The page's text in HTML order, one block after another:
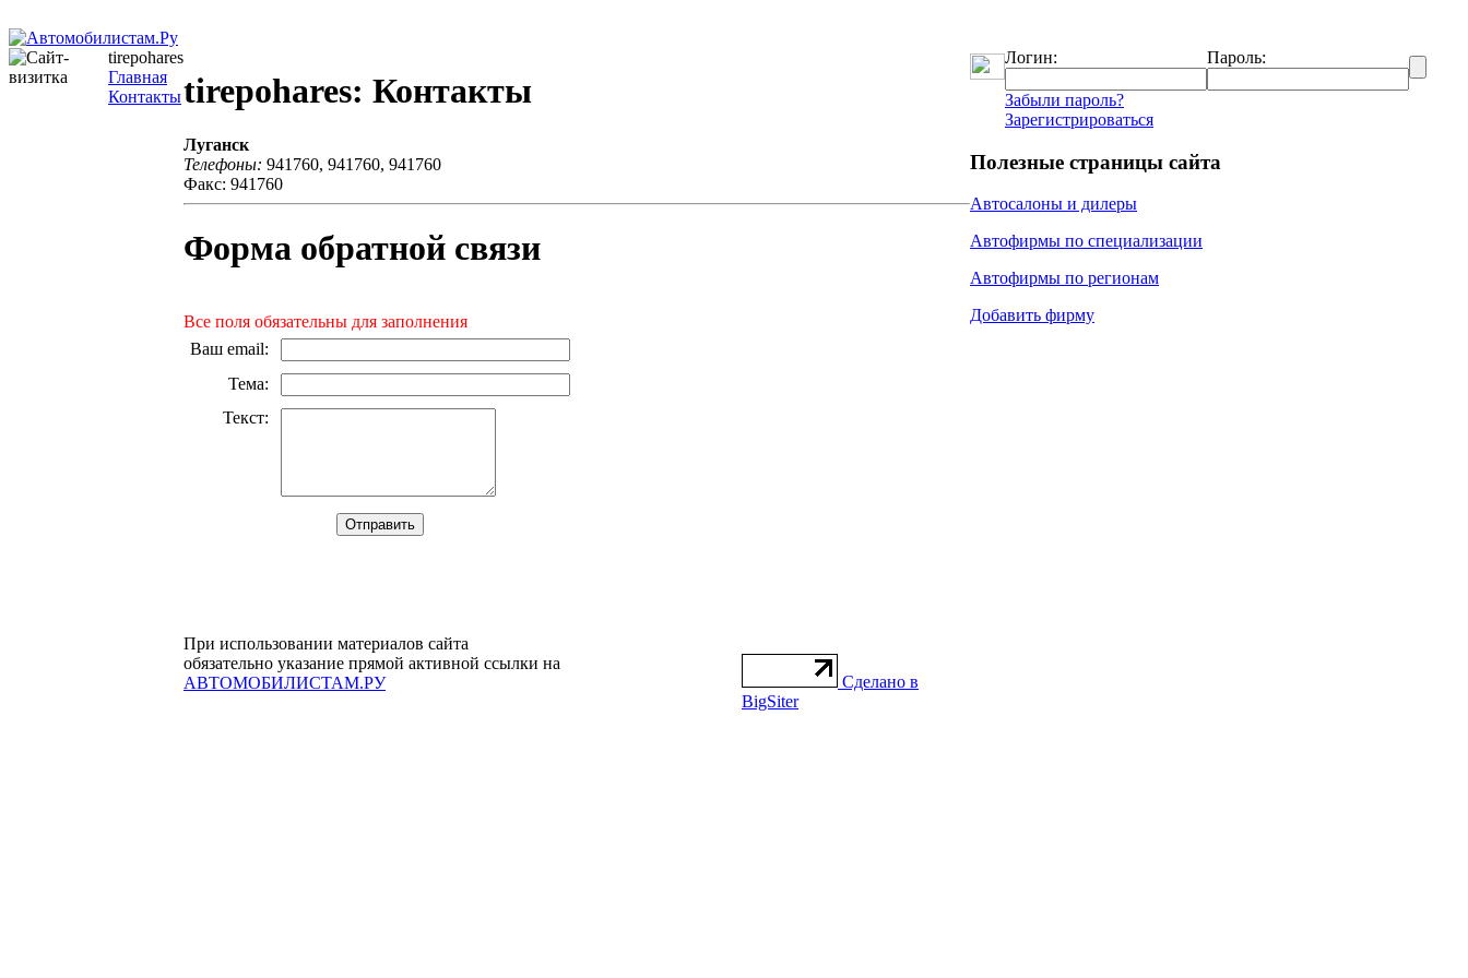
tirepohares
Главная
Контактыtirepohares: Контакты
Луганск
Телефоны: 941760, 941760, 941760
Факс: 941760
Форма обратной связи
Все поля обязательны для заполнения
Ваш email:
Тема:
Текст:
При использовании материалов сайта
обязательно указание прямой активной ссылки на
АВТОМОБИЛИСТАМ.РУ
Сделано в
BigSiter
Логин: Пароль:
Забыли пароль?
Зарегистрироваться
Полезные страницы сайта
Автосалоны и дилеры
Автофирмы по специализации
Автофирмы по регионам
Добавить фирму